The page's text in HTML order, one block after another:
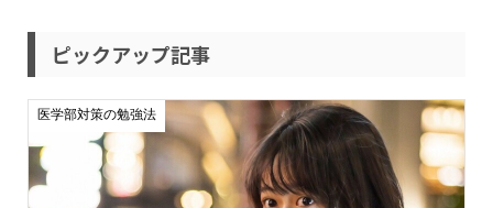
ピックアップ記事
医学部対策の勉強法